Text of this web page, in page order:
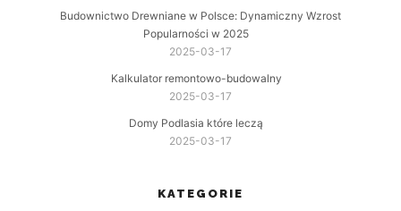
Budownictwo Drewniane w Polsce: Dynamiczny Wzrost
Popularności w 2025
2025-03-17
Kalkulator remontowo-budowalny
2025-03-17
Domy Podlasia które leczą
2025-03-17
KATEGORIE